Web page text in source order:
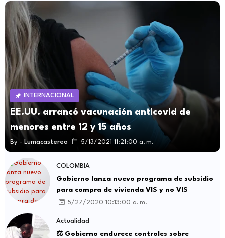
INTERNACIONAL
EE.UU. arrancó vacunación anticovid de
menores entre 12 y 15 años
By - Lumacastereo 5/13/2021 11:21:00 a. m.
COLOMBIA
Gobierno lanza nuevo programa de subsidio
para compra de vivienda VIS y no VIS
5/27/2020 10:13:00 a. m.
Actualidad
⚖️ Gobierno endurece controles sobre